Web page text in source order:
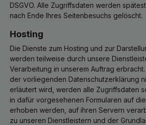
DSGVO. Alle Zugriffsdaten werden
nach Ende Ihres Seitenbesuchs gelöscht.
Hosting
Die Dienste zum Hosting und zur
werden teilweise durch unsere
Verarbeitung in unserem Auftrag erbracht.
der vorliegenden Datenschutzerklärung
erläutert wird, werden alle Zugriffsdaten
in dafür vorgesehenen Formularen auf
erhoben werden, auf ihren Servern
zu unseren Dienstleistern und der